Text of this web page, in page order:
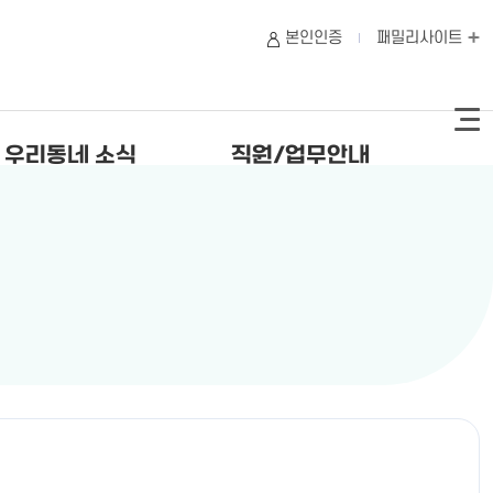
우리동네 소식 직원/업무안내
본인인증 패밀리사이트